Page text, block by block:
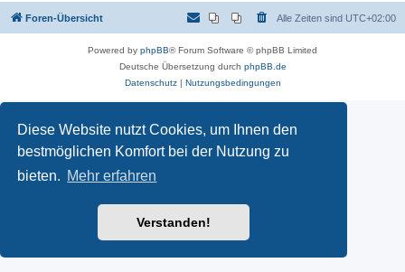
Diese Website nutzt Cookies, um Ihnen den
bestmöglichen Komfort bei der Nutzung zu
bieten. Mehr erfahren
Verstanden!
Foren-Übersicht Alle Zeiten sind UTC+02:00
Powered by phpBB® Forum Software © phpBB Limited
Deutsche Übersetzung durch phpBB.de
Datenschutz| Nutzungsbedingungen